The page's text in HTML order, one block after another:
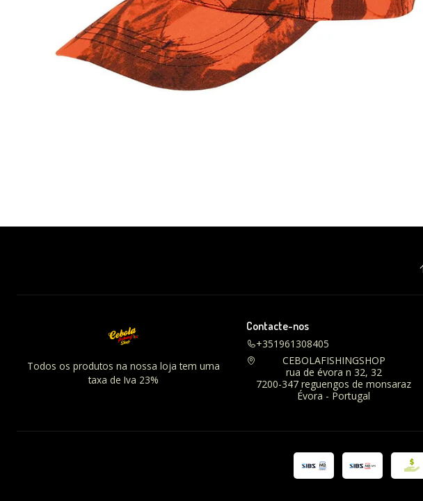
Todos os produtos na nossa loja tem uma
taxa de Iva 23%
Contacte-nos
+351961308405
CEBOLAFISHINGSHOP
rua de évora n 32, 32
7200-347 reguengos de monsaraz
Évora - Portugal